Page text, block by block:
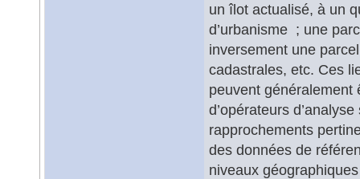
un îlot actualisé, à un
d’urbanisme ; une
inversement une
cadastrales, etc. Ces
peuvent généralement
d’opérateurs
rapprochements
des données de
niveaux